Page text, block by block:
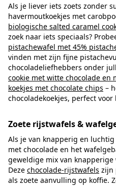
Als je liever iets zoets zonder
havermoutkoekjes met
biologische salted caramel
zoek naar iets speciaals?
pistachewafel met 45%
vinden met zijn fijne
chocoladeliefhebbers onder
cookie met witte chocolade en
koekjes met chocolate chips –
chocoladekoekjes, perfect voor
Zoete rijstwafels &
Als je van knapperig en
met chocolade en het
geweldige mix van knapperige
Deze chocolade-rijstwafels zijn
als zoete aanvulling op koffie.